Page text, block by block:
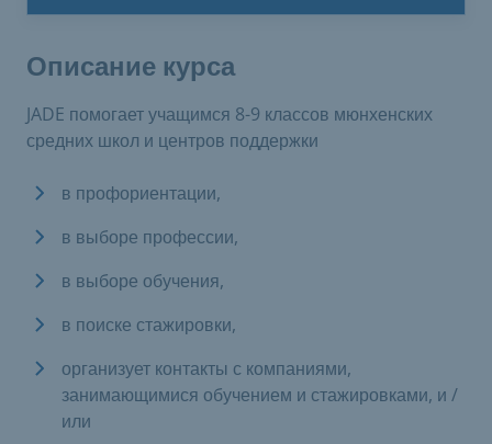
Описание курса
JADE помогает учащимся 8-9 классов мюнхенских
средних школ и центров поддержки
в профориентации,
в выборе профессии,
в выборе обучения,
в поиске стажировки,
организует контакты с компаниями,
занимающимися обучением и стажировками, и /
или